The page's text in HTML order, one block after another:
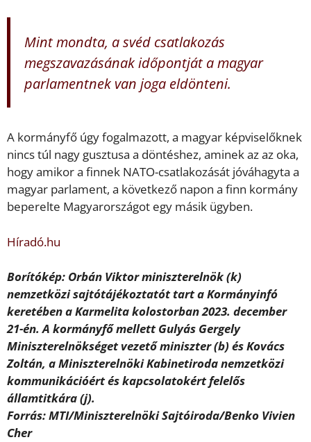
Mint mondta, a svéd csatlakozás
megszavazásának időpontját a magyar
parlamentnek van joga eldönteni.
A kormányfő úgy fogalmazott, a magyar képviselőknek
nincs túl nagy gusztusa a döntéshez, aminek az az oka,
hogy amikor a finnek NATO-csatlakozását jóváhagyta a
magyar parlament, a következő napon a finn kormány
beperelte Magyarországot egy másik ügyben.
Híradó.hu
Borítókép: Orbán Viktor miniszterelnök (k)
nemzetközi sajtótájékoztatót tart a Kormányinfó
keretében a Karmelita kolostorban 2023. december
21-én. A kormányfő mellett Gulyás Gergely
Miniszterelnökséget vezető miniszter (b) és Kovács
Zoltán, a Miniszterelnöki Kabinetiroda nemzetközi
kommunikációért és kapcsolatokért felelős
államtitkára (j).
Forrás: MTI/Miniszterelnöki Sajtóiroda/Benko Vivien
Cher